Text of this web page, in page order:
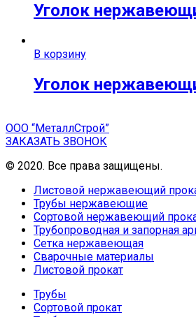
Уголок
В корзину
Уголок
ООО “МеталлСтрой”
ЗАКАЗАТЬ ЗВОНОК
© 2020. Все права защищены.
Листовой нержавеющий
Трубы нержавеющие
Сортовой нержавеющий
Трубопроводная и запорная
Сетка нержавеющая
Сварочные материалы
Листовой прокат
Трубы
Сортовой прокат